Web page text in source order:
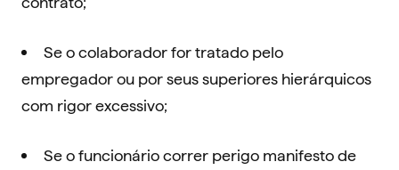
Se o colaborador for tratado pelo
empregador ou por seus superiores hierárquicos
com rigor excessivo;
Se o funcionário correr perigo manifesto de